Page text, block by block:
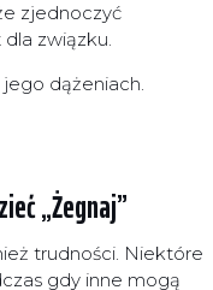
zjednoczyć
związku.
dążeniach.
„Żegnaj”
trudności. Niektóre
gdy inne mogą